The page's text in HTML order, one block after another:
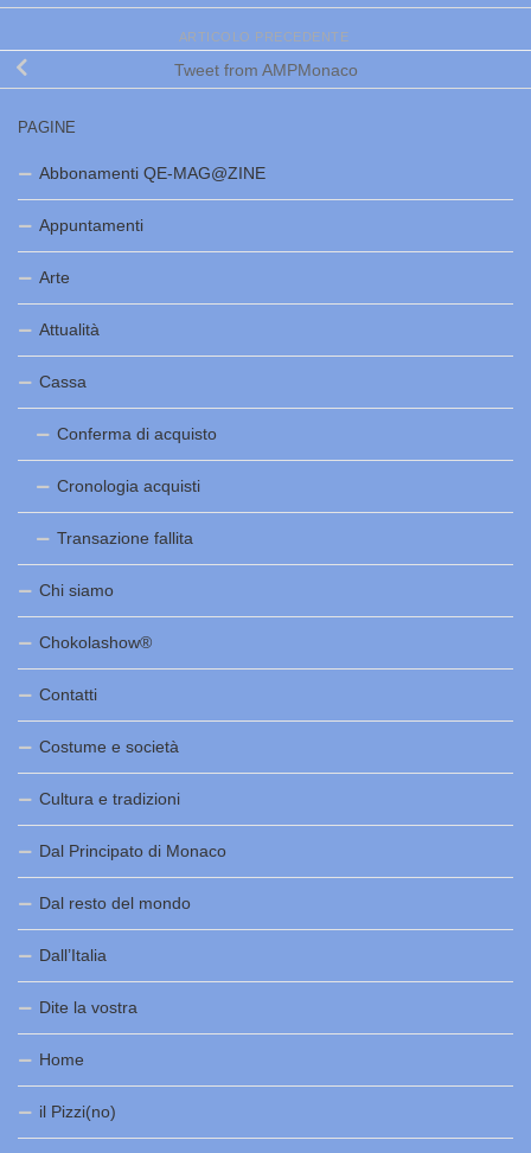
ARTICOLO PRECEDENTE
Tweet from AMPMonaco
PAGINE
Abbonamenti QE-MAG@ZINE
Appuntamenti
Arte
Attualità
Cassa
Conferma di acquisto
Cronologia acquisti
Transazione fallita
Chi siamo
Chokolashow®
Contatti
Costume e società
Cultura e tradizioni
Dal Principato di Monaco
Dal resto del mondo
Dall’Italia
Dite la vostra
Home
il Pizzi(no)